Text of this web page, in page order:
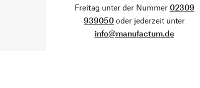
Freitag unter der Nummer 02309
939050 oder jederzeit unter
info@manufactum.de